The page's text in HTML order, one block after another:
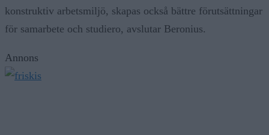
konstruktiv arbetsmiljö, skapas också bättre förutsättningar
för samarbete och studiero, avslutar Beronius.
Annons